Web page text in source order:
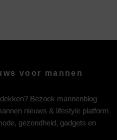
voor mannen
Bezoek mannenblog
nieuws & lifestyle platform
gezondheid, gadgets en